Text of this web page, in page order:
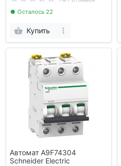
Осталось 22
Купить
Автомат A9F74304
Schneider Electric